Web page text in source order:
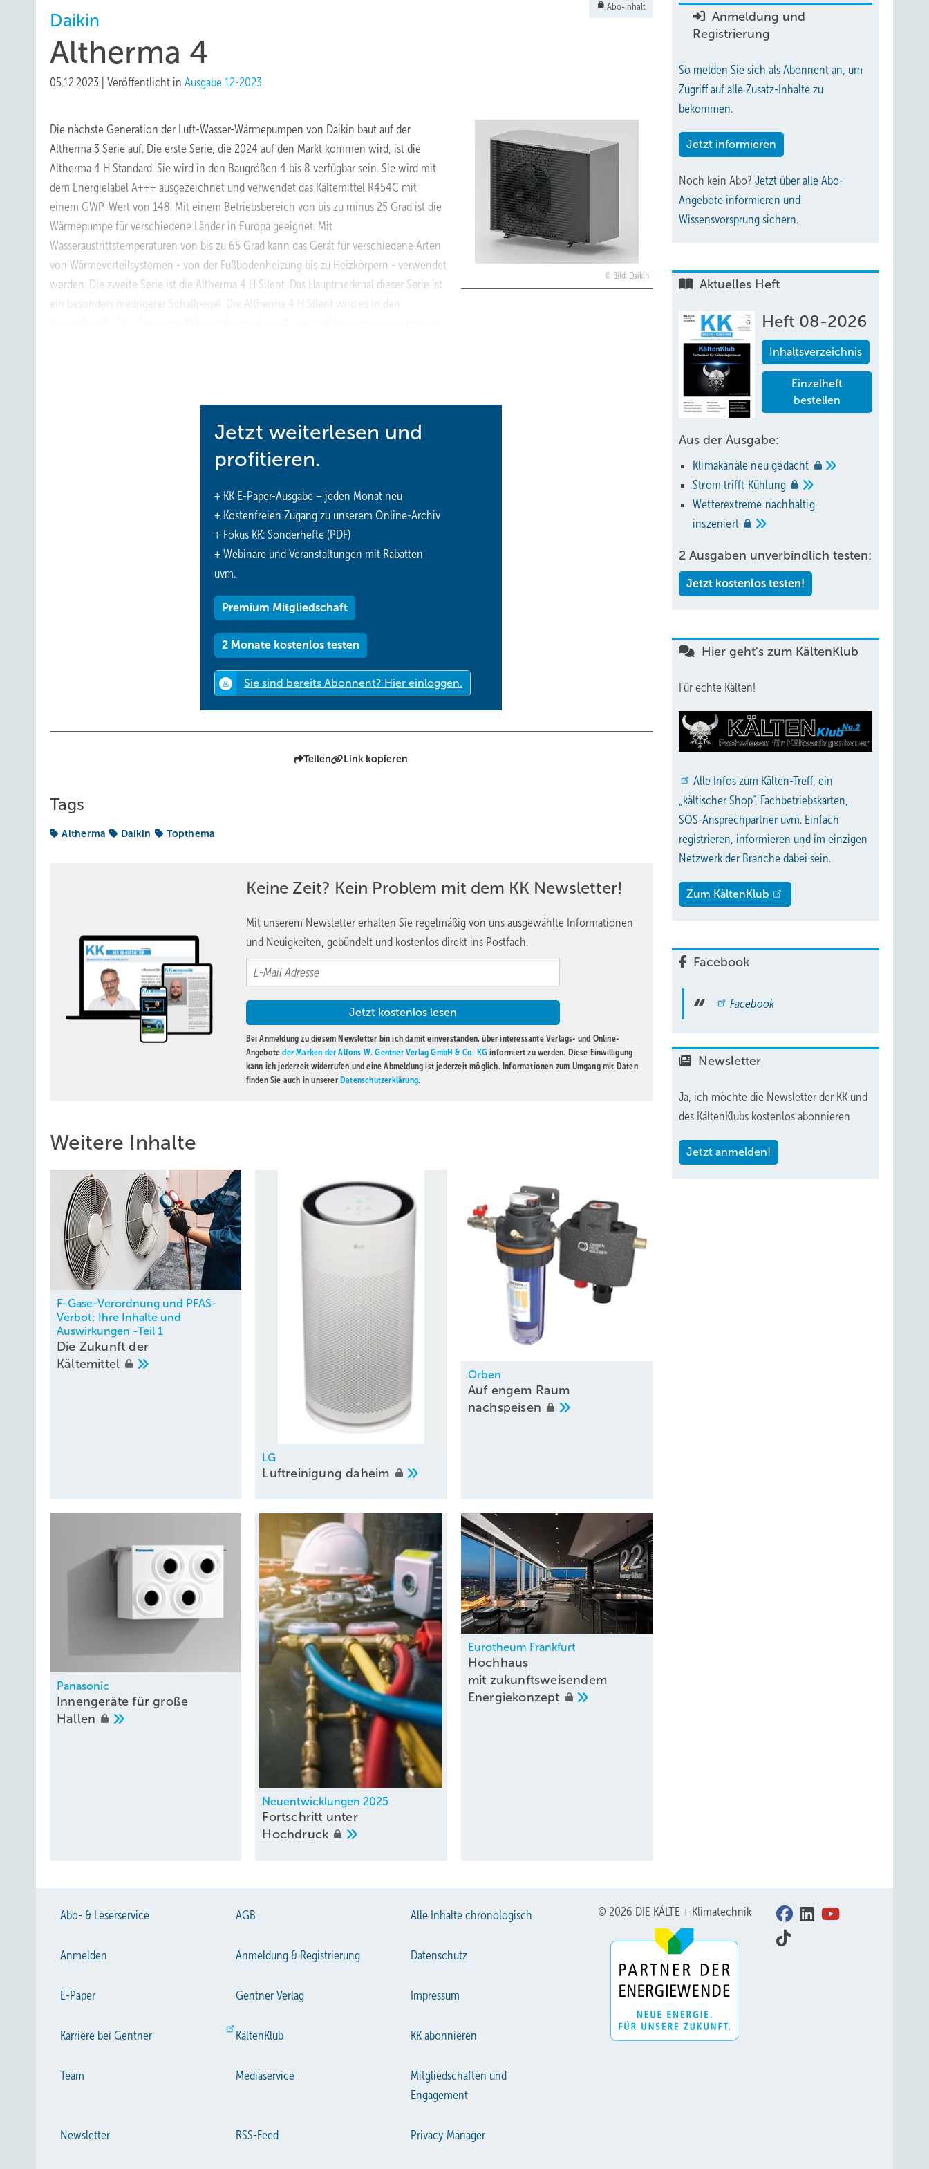
Abo-Inhalt
Daikin
Altherma 4
05.12.2023 Veröffentlicht in Ausgabe 12-2023
Bild: Daikin
Die nächste Generation der Luft-Wasser-Wärmepumpen von Daikin baut auf der
Altherma 3 Serie auf. Die erste Serie, die 2024 auf den Markt kommen wird, ist die
Altherma 4 H Standard. Sie wird in den Baugrößen 4 bis 8 verfügbar sein. Sie wird mit
dem Energielabel A+++ ausgezeichnet und verwendet das Kältemittel R454C mit
einem GWP-Wert von 148. Mit einem Betriebsbereich von bis zu minus 25 Grad ist die
Wärmepumpe für verschiedene Länder in Europa geeignet. Mit
Wasseraustrittstemperaturen von bis zu 65 Grad kann das Gerät für verschiedene Arten
von Wärmeverteilsystemen - von der Fußbodenheizung bis zu Heizkörpern - verwendet
werden. Die zweite Serie ist die Altherma 4 H Silent. Das Hauptmerkmal dieser Serie ist
ein besonders niedrigerer Schallpegel. Die Altherma 4 H Silent wird es in den
Jetzt weiterlesen und
profitieren.
+ KK E-Paper-Ausgabe – jeden Monat neu
+ Kostenfreien Zugang zu unserem Online-Archiv
+ Fokus KK: Sonderhefte (PDF)
+ Webinare und Veranstaltungen mit Rabatten
uvm.
Premium Mitgliedschaft
2 Monate kostenlos testen
Teilen Link kopieren
Tags
Altherma Daikin Topthema
Keine Zeit? Kein Problem mit dem KK Newsletter!
Mit unserem Newsletter erhalten Sie regelmäßig von uns ausgewählte Informationen
und Neuigkeiten, gebündelt und kostenlos direkt ins Postfach.
Bei Anmeldung zu diesem Newsletter bin ich damit einverstanden, über interessante Verlags- und Online-
Angeboteder Marken der Alfons W. Gentner Verlag GmbH & Co. KG informiert zu werden. Diese Einwilligung
kann ich jederzeit widerrufen und eine Abmeldung ist jederzeit möglich. Informationen zum Umgang mit Daten
finden Sie auch in unserer Datenschutzerklärung.
Weitere Inhalte
F-Gase-Verordnung und PFAS-
Verbot: Ihre Inhalte und
Auswirkungen -Teil 1
Die Zukunft der
Kältemittel
LG
Luftreinigungdaheim
Orben
Auf engem Raum
nachspeisen
Panasonic
Innengeräte für große
Hallen
Neuentwicklungen 2025
Fortschritt unter
Hochdruck
Eurotheum Frankfurt
Hochhaus
mit zukunftsweisendem
Energiekonzept
Anmeldung und
Registrierung
So melden Sie sich als Abonnent an, um
Zugriff auf alle Zusatz-Inhalte zu
bekommen.
Jetzt informieren
Noch kein Abo? Jetzt über alle Abo-
Angebote informieren und
Wissensvorsprung sichern.
Aktuelles Heft
Heft 08-2026
Inhaltsverzeichnis
Einzelheft
bestellen
Aus der Ausgabe:
Klimakanäle neugedacht
Strom trifft Kühlung
Wetterextreme nachhaltig
inszeniert
2 Ausgaben unverbindlich testen:
Jetzt kostenlos testen!
Hier geht's zum KältenKlub
Für echte Kälten!
Alle Infos zum Kälten-Treff, ein
„kältischer Shop“, Fachbetriebskarten,
SOS-Ansprechpartner uvm. Einfach
registrieren, informieren und im einzigen
Netzwerk der Branche dabei sein.
Zum KältenKlub
Facebook
Facebook
Newsletter
Ja, ich möchte die Newsletter der KK und
des KältenKlubs kostenlos abonnieren
Jetzt anmelden!
Abo- & Leserservice AGB Alle Inhalte chronologisch
Anmelden Anmeldung & Registrierung Datenschutz
E-Paper Gentner Verlag Impressum
Karriere bei Gentner KältenKlub KK abonnieren
Team Mediaservice
Mitgliedschaften und
Engagement
Newsletter RSS-Feed Privacy Manager
© 2026 DIE KÄLTE + Klimatechnik